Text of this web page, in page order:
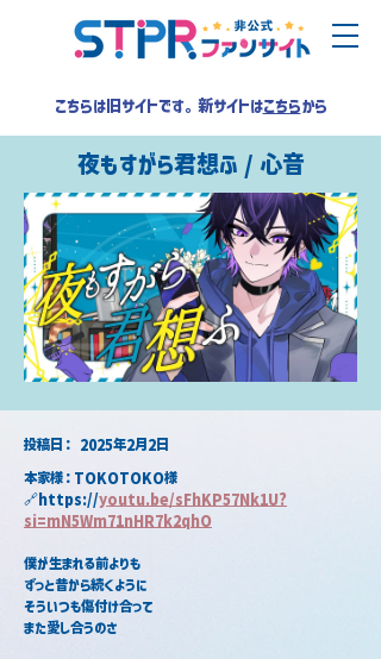
こちらは旧サイトです。新サイトはこちらから
夜もすがら君想ふ / 心音
2025年2月2日
​投稿日：
本家様：TOKOTOKO様
🔗https://youtu.be/sFhKP57Nk1U?
si=mN5Wm71nHR7k2qhO
僕が生まれる前よりも
ずっと昔から続くように
そういつも傷付け合って
また愛し合うのさ